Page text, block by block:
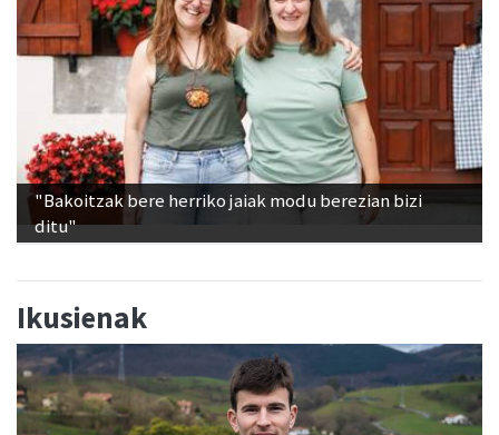
"Bakoitzak bere herriko jaiak modu berezian bizi
ditu"
Ikusienak